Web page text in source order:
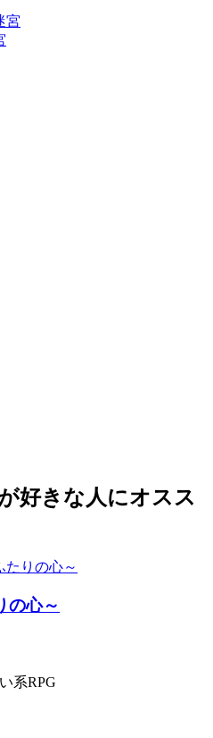
好きな人にオスス
の心～
系RPG